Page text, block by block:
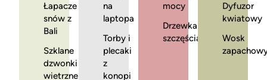
Łapacze
snów z
Bali
Szklane
dzwonki
wietrzne
na
laptopa
Torby i
plecaki
z
konopi
mocy
Drzewka
szczęścia
Dyfuzor
kwiatowy
Wosk